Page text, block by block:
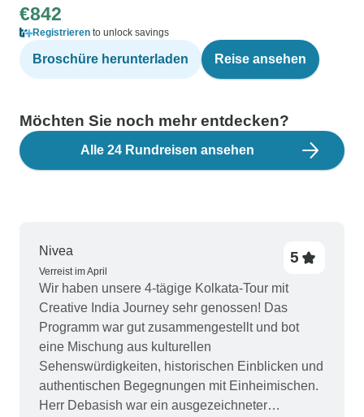
€842
Registrieren to unlock savings
Broschüre herunterladen Reise ansehen
Möchten Sie noch mehr entdecken?
Alle 24 Rundreisen ansehen
Nivea
Verreist im April
5
Wir haben unsere 4-tägige Kolkata-Tour mit
Creative India Journey sehr genossen! Das
Programm war gut zusammengestellt und bot
eine Mischung aus kulturellen
Sehenswürdigkeiten, historischen Einblicken und
authentischen Begegnungen mit Einheimischen.
Herr Debasish war ein ausgezeichneter